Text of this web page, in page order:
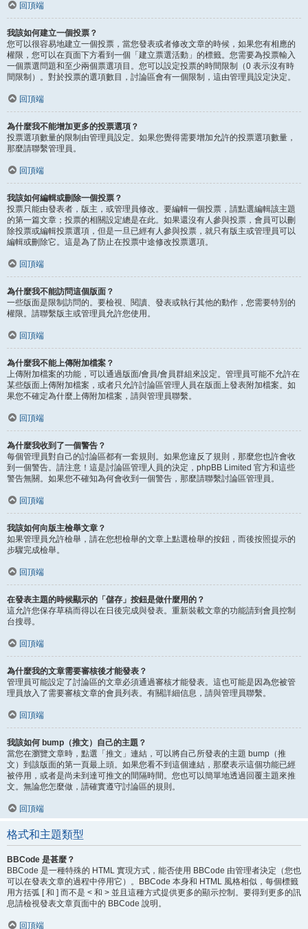
回頂端
我該如何建立一個投票？
您可以很容易地建立一個投票，當您發表或者修改文章的時候，如果您有相應的
權限，您可以在頁面下方看到一個「建立票選活動」的標籤。您需要為投票輸入
一個票選問題和至少兩個票選項目。您可以設定投票的時間限制（0 表示沒有時
間限制）。對於投票的選項數目，討論區會有一個限制，這由管理員設定決定。
回頂端
為什麼我不能增加更多的投票選項？
投票選項數量的限制由管理員設定。如果您覺得需要增加允許的投票選項數量，
那麼請聯繫管理員。
回頂端
我該如何編輯或刪除一個投票？
投票只能由發表者，版主，或管理員修改。要編輯一個投票，請點選編輯該主題
的第一篇文章；投票的相關設定總是在此。如果還沒有人參與投票，會員可以刪
除投票或編輯投票選項，但是一旦已經有人參與投票，就只有版主或管理員可以
編輯或刪除它。這是為了防止在投票中途修改投票選項。
回頂端
為什麼我不能訪問這個版面？
一些版面是限制訪問的。要檢視、閱讀、發表或執行其他的動作，您需要特別的
權限。請聯繫版主或管理員允許您使用。
回頂端
為什麼我不能上傳附加檔案？
上傳附加檔案的功能，可以通過版面/會員/會員群組來設定。管理員可能不允許在
某些版面上傳附加檔案，或者只允許討論區管理人員在版面上發表附加檔案。如
果您不確定為什麼上傳附加檔案，請與管理員聯繫。
回頂端
為什麼我收到了一個警告？
每個管理員對自己的討論區都有一套規則。如果您違反了規則，那麼您也許會收
到一個警告。請注意！這是討論區管理人員的決定，phpBB Limited 官方和這些
警告無關。如果您不確知為何會收到一個警告，那麼請聯繫討論區管理員。
回頂端
我該如何向版主檢舉文章？
如果管理員允許檢舉，請在您想檢舉的文章上點選檢舉的按鈕，而後按照提示的
步驟完成檢舉。
回頂端
在發表主題的時候顯示的「儲存」按鈕是做什麼用的？
這允許您保存草稿而得以在日後完成與發表。重新裝載文章的功能請到會員控制
台搜尋。
回頂端
為什麼我的文章需要審核後才能發表？
管理員可能設定了討論區的文章必須通過審核才能發表。這也可能是因為您被管
理員放入了需要審核文章的會員列表。有關詳細信息，請與管理員聯繫。
回頂端
我該如何 bump（推文）自己的主題？
當您在瀏覽文章時，點選「推文」連結，可以將自己所發表的主題 bump（推
文）到該版面的第一頁最上頭。如果您看不到這個連結，那麼表示這個功能已經
被停用，或者是尚未到達可推文的間隔時間。您也可以簡單地透過回覆主題來推
文。無論您怎麼做，請確實遵守討論區的規則。
回頂端
格式和主題類型
BBCode 是甚麼？
BBCode 是一種特殊的 HTML 實現方式，能否使用 BBCode 由管理者決定（您也
可以在發表文章的過程中停用它）。BBCode 本身和 HTML 風格相似，每個標籤
用方括弧 [ 和 ] 而不是 < 和 > 並且這種方式提供更多的顯示控制。要得到更多的訊
息請檢視發表文章頁面中的 BBCode 說明。
回頂端